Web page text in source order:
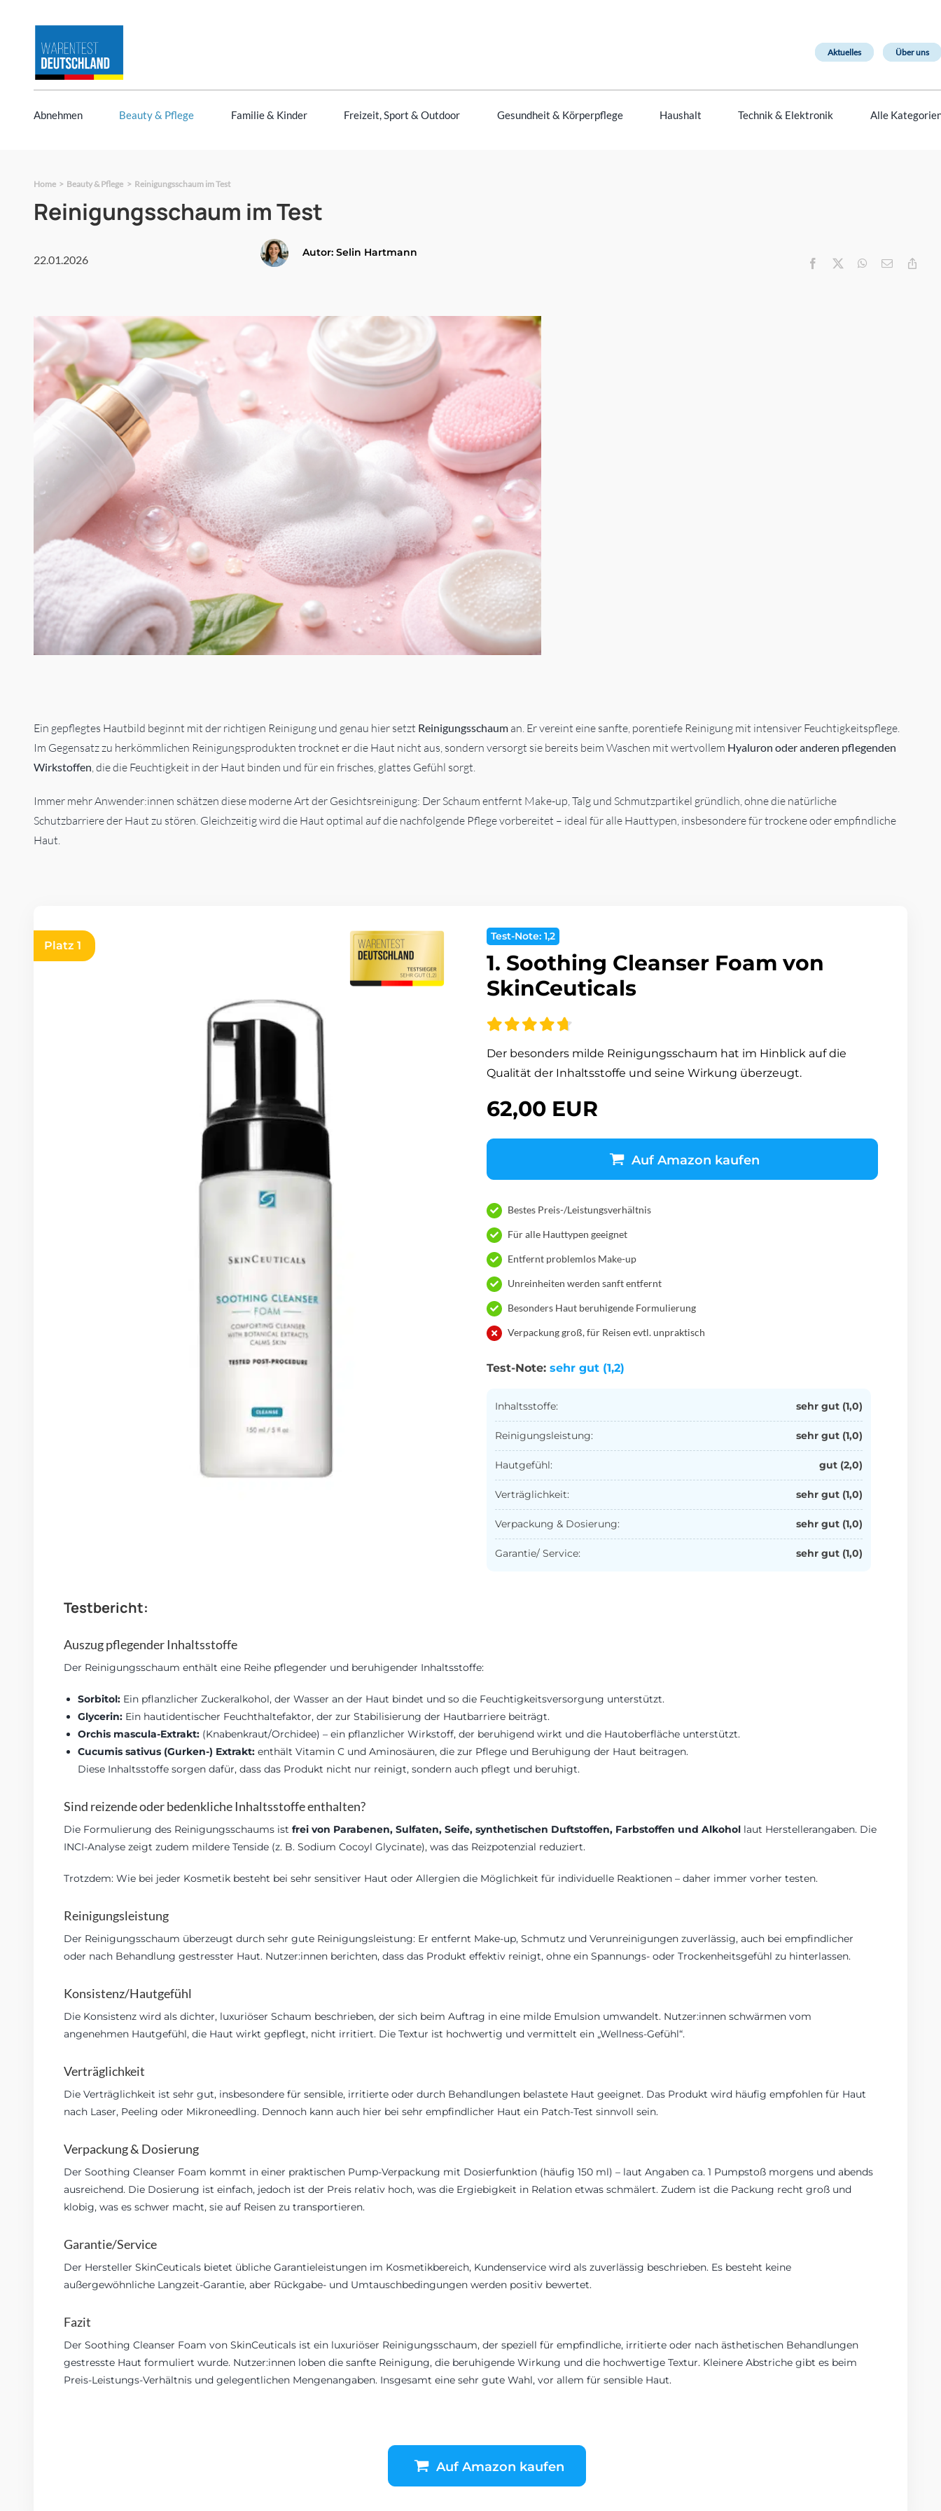
Aktuelles Über uns
Abnehmen Beauty & Pflege Familie & Kinder Freizeit, Sport & Outdoor Gesundheit & Körperpflege Haushalt Technik & Elektronik Alle
Home Beauty & Pflege Reinigungsschaum im Test
Reinigungsschaum im Test
22.01.2026
Autor: Selin Hartmann
Ein gepflegtes Hautbild beginnt mit der richtigen Reinigung und genau hier setzt Reinigungsschaum an. Er vereint eine sanfte, porentiefe Reinigung mit intensiver Feuchtigkeitspflege.
Im Gegensatz zu herkömmlichen Reinigungsprodukten trocknet er die Haut nicht aus, sondern versorgt sie bereits beim Waschen mit wertvollem Hyaluron oder anderen pflegenden
Wirkstoffen , die die Feuchtigkeit in der Haut binden und für ein frisches, glattes Gefühl sorgt.
Immer mehr Anwender:innen schätzen diese moderne Art der Gesichtsreinigung: Der Schaum entfernt Make-up, Talg und Schmutzpartikel gründlich, ohne die natürliche
Schutzbarriere der Haut zu stören. Gleichzeitig wird die Haut optimal auf die nachfolgende Pflege vorbereitet – ideal für alle Hauttypen, insbesondere für trockene oder empfindliche
Haut.
Platz 1
Test-Note: 1,2
1. Soothing Cleanser Foam von
SkinCeuticals
Der besonders milde Reinigungsschaum hat im Hinblick auf die
Qualität der Inhaltsstoffe und seine Wirkung überzeugt.
62,00 EUR
Auf Amazon kaufen
Bestes Preis-/Leistungsverhältnis
Für alle Hauttypen geeignet
Entfernt problemlos Make-up
Unreinheiten werden sanft entfernt
Besonders Haut beruhigende Formulierung
Verpackung groß, für Reisen evtl. unpraktisch
Test-Note:sehr gut (1,2)
Inhaltsstoffe: sehr gut (1,0)
Reinigungsleistung: sehr gut (1,0)
Hautgefühl: gut (2,0)
Verträglichkeit: sehr gut (1,0)
Verpackung & Dosierung: sehr gut (1,0)
Garantie/ Service: sehrgut (1,0)
Testbericht:
Auszug pflegender Inhaltsstoffe
Der Reinigungsschaum enthält eine Reihe pflegender und beruhigender Inhaltsstoffe:
Sorbitol: Ein pflanzlicher Zuckeralkohol, der Wasser an der Haut bindet und so die Feuchtigkeitsversorgung unterstützt.
Glycerin: Ein hautidentischer Feuchthaltefaktor, der zur Stabilisierung der Hautbarriere beiträgt.
Orchis mascula-Extrakt: (Knabenkraut/Orchidee) – ein pflanzlicher Wirkstoff, der beruhigend wirkt und die Hautoberfläche unterstützt.
Cucumis sativus (Gurken-) Extrakt:enthält Vitamin C und Aminosäuren, die zur Pflege und Beruhigung der Haut beitragen.
Diese Inhaltsstoffe sorgen dafür, dass das Produkt nicht nur reinigt, sondern auch pflegt und beruhigt.
Sind reizende oder bedenkliche Inhaltsstoffe enthalten?
Die Formulierung des Reinigungsschaums istfrei von Parabenen, Sulfaten, Seife, synthetischen Duftstoffen, Farbstoffen und Alkohol laut Herstellerangaben. Die
INCI-Analyse zeigt zudem mildere Tenside (z. B. Sodium Cocoyl Glycinate), was das Reizpotenzial reduziert.
Trotzdem: Wie bei jeder Kosmetik besteht bei sehr sensitiver Haut oder Allergien die Möglichkeit für individuelle Reaktionen – daher immer vorher testen.
Reinigungsleistung
Der Reinigungsschaum überzeugt durch sehr gute Reinigungsleistung: Er entfernt Make-up, Schmutz und Verunreinigungen zuverlässig, auch bei empfindlicher
oder nach Behandlung gestresster Haut. Nutzer:innen berichten, dass das Produkt effektiv reinigt, ohne ein Spannungs- oder Trockenheitsgefühl zu hinterlassen.
Konsistenz/Hautgefühl
Die Konsistenz wird als dichter, luxuriöser Schaum beschrieben, der sich beim Auftrag in eine milde Emulsion umwandelt. Nutzer:innen schwärmen vom
angenehmen Hautgefühl, die Haut wirkt gepflegt, nicht irritiert. Die Textur ist hochwertig und vermittelt ein „Wellness-Gefühl“.
Verträglichkeit
Die Verträglichkeit ist sehr gut, insbesondere für sensible, irritierte oder durch Behandlungen belastete Haut geeignet. Das Produkt wird häufig empfohlen für Haut
nach Laser, Peeling oder Mikroneedling. Dennoch kann auch hier bei sehr empfindlicher Haut ein Patch-Test sinnvoll sein.
Verpackung & Dosierung
Der Soothing Cleanser Foam kommt in einer praktischen Pump-Verpackung mit Dosierfunktion (häufig 150 ml) – laut Angaben ca. 1 Pumpstoß morgens und abends
ausreichend. Die Dosierung ist einfach, jedoch ist der Preis relativ hoch, was die Ergiebigkeit in Relation etwas schmälert. Zudem ist die Packung recht groß und
klobig, was es schwer macht, sie auf Reisen zu transportieren.
Garantie/Service
Der Hersteller SkinCeuticals bietet übliche Garantieleistungen im Kosmetikbereich, Kundenservice wird als zuverlässig beschrieben. Es besteht keine
außergewöhnliche Langzeit-Garantie, aber Rückgabe- und Umtauschbedingungen werden positiv bewertet.
Fazit
Der Soothing Cleanser Foam von SkinCeuticals ist ein luxuriöser Reinigungsschaum, der speziell für empfindliche, irritierte oder nach ästhetischen Behandlungen
gestresste Haut formuliert wurde. Nutzer:innen loben die sanfte Reinigung, die beruhigende Wirkung und die hochwertige Textur. Kleinere Abstriche gibt es beim
Preis-Leistungs-Verhältnis und gelegentlichen Mengenangaben. Insgesamt eine sehr gute Wahl, vor allem für sensible Haut.
Auf Amazon kaufen